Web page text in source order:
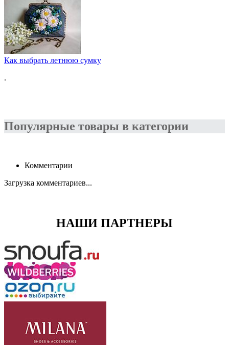
Как выбрать летнюю сумку
.
Популярные товары в категории
Комментарии
Загрузка комментариев...
НАШИ ПАРТНЕРЫ